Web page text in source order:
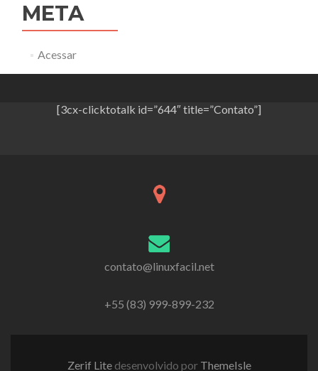
META
Acessar
[3cx-clicktotalk id=”644″ title=”Contato”]
contato@linuxfacil.net
+55 (83) 999-899-232
Zerif Lite desenvolvido por ThemeIsle